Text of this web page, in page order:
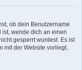
ob dein Benutzername
wende dich an einen
gesperrt wurdest. Es ist
mit der Website vorliegt,